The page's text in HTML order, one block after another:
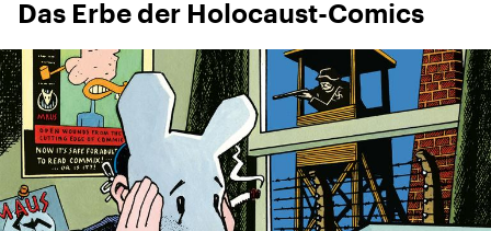
Das Erbe der Holocaust-Comics